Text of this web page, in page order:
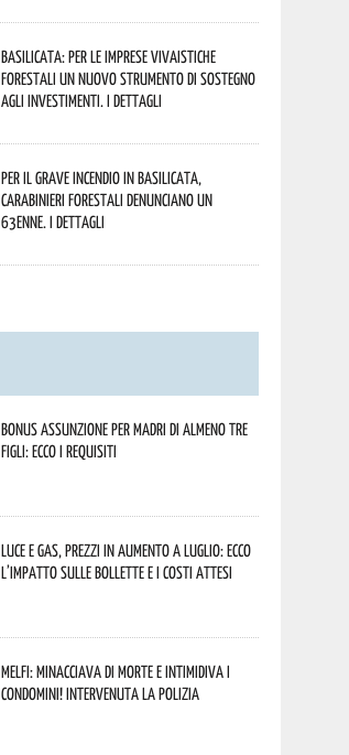
Basilicata: per le imprese vivaistiche
forestali un nuovo strumento di sostegno
agli investimenti. I dettagli
Per il grave incendio in Basilicata,
Carabinieri forestali denunciano un
63enne. I dettagli
Bonus assunzione per madri di almeno tre
figli: ecco i requisiti
Luce e gas, prezzi in aumento a luglio: ecco
l’impatto sulle bollette e i costi attesi
Melfi: minacciava di morte e intimidiva i
condomini! Intervenuta la Polizia